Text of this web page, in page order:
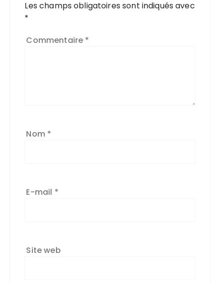
Les champs obligatoires sont indiqués avec
*
Commentaire *
Nom *
E-mail *
Site web